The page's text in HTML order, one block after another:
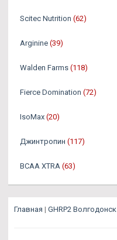
Scitec Nutrition (62)
Arginine (39)
Walden Farms (118)
Fierce Domination (72)
IsoMax (20)
Джинтропин (117)
BCAA XTRA (63)
Главная | GHRP2 Волгодонск